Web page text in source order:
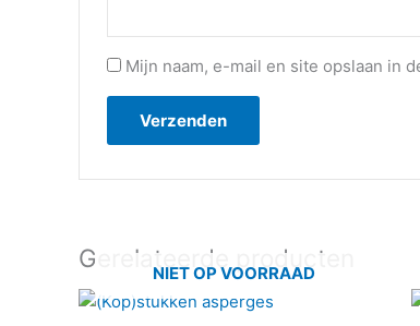
Mijn naam, e-mail en site opslaan in
Gerelateerde producten
NIET OP VOORRAAD